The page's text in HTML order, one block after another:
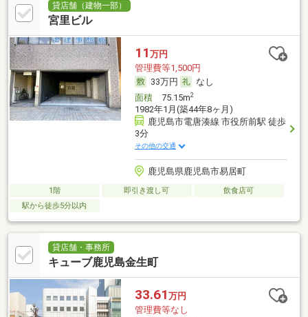
貸店舗（建物一部）
宮里ビル
11 万円
管理費等1,500円
33万円
なし
面積75.15m2
1982年1月(築44年8ヶ月)
鹿児島市電唐湊線 市役所前駅 徒歩
3分
その他の交通
鹿児島県鹿児島市易居町
1階 即引き渡し可
飲食店可
駅から徒歩5分以内
貸店舗・事務所
キューブ鹿児島金生町
33.61 万円
管理費等なし